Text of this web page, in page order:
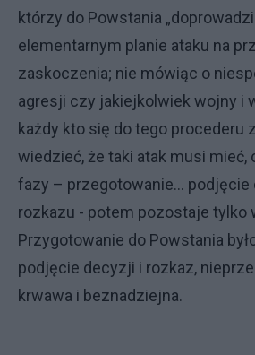
którzy do Powstania
elementarnym planie ataku na
zaskoczenia; nie mówiąc o
agresji czy jakiejkolwiek wojny i
każdy kto się do tego procederu
wiedzieć, że taki atak musi mieć,
fazy – przegotowanie... podjęcie
rozkazu - potem pozostaje tylko
Przygotowanie do Powstania
podjęcie decyzji i rozkaz,
krwawa i beznadziejna.